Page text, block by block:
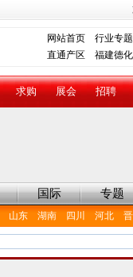
网站首页
行业专题
直通产区 福建德化
求购 展会 招聘
国际 专题
山东 湖南 四川 河北